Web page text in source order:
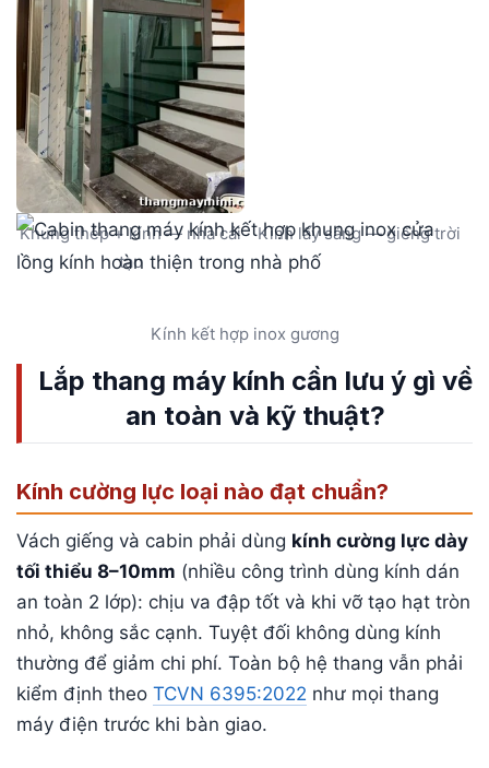
Khung thép + kính — nhà cải
tạo
Kính lấy sáng — giếng trời
Kính kết hợp inox gương
Lắp thang máy kính cần lưu ý gì về
an toàn và kỹ thuật?
Kính cường lực loại nào đạt chuẩn?
Vách giếng và cabin phải dùng kính cường lực dày
tối thiểu 8–10mm (nhiều công trình dùng kính dán
an toàn 2 lớp): chịu va đập tốt và khi vỡ tạo hạt tròn
nhỏ, không sắc cạnh. Tuyệt đối không dùng kính
thường để giảm chi phí. Toàn bộ hệ thang vẫn phải
kiểm định theo TCVN 6395:2022 như mọi thang
máy điện trước khi bàn giao.